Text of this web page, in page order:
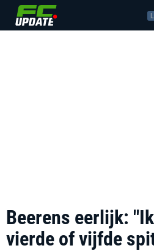
Beerens eerlijk:
vierde of vijfde